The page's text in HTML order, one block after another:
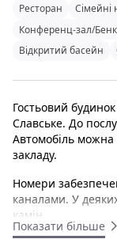
Ресторан Сімейні
Конференц-зал/
Відкритий басейн
Гостьовий
Славське. До
Автомобіль можна
закладу.
Номери
каналами. У
камін.
Показати більше